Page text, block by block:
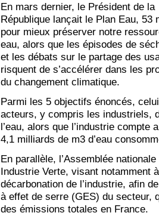
En mars dernier, le Président de la
République lançait le Plan Eau, 53
pour mieux préserver notre
eau, alors que les épisodes de
et les débats sur le partage des
risquent de s’accélérer dans les
du changement climatique.
Parmi les 5 objectifs énoncés,
acteurs, y compris les industriels,
l’eau, alors que l’industrie compte
4,1 milliards de m3 d’eau
En parallèle, l’Assemblée
Industrie Verte, visant notamment
décarbonation de l’industrie, afin
à effet de serre (GES) du secteur,
des émissions totales en France.